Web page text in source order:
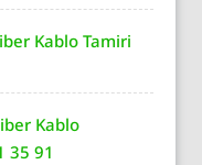
Kablo Tamiri
Kablo
35 91